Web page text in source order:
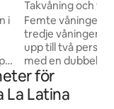
i
Takvåning och
Mayor
Femte våningen;
tredje våningen. Boende för vistelser för
upp till två
med en
utrustade badrum. Boendet har
privata terrasser:
mindre i
för
La Latina